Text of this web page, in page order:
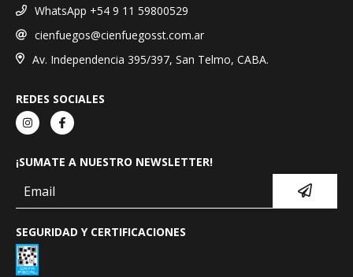
WhatsApp +54 9 11 59800529
cienfuegos@cienfuegosst.com.ar
Av. Independencia 395/397, San Telmo, CABA.
REDES SOCIALES
¡SUMATE A NUESTRO NEWSLETTER!
SEGURIDAD Y CERTIFICACIONES